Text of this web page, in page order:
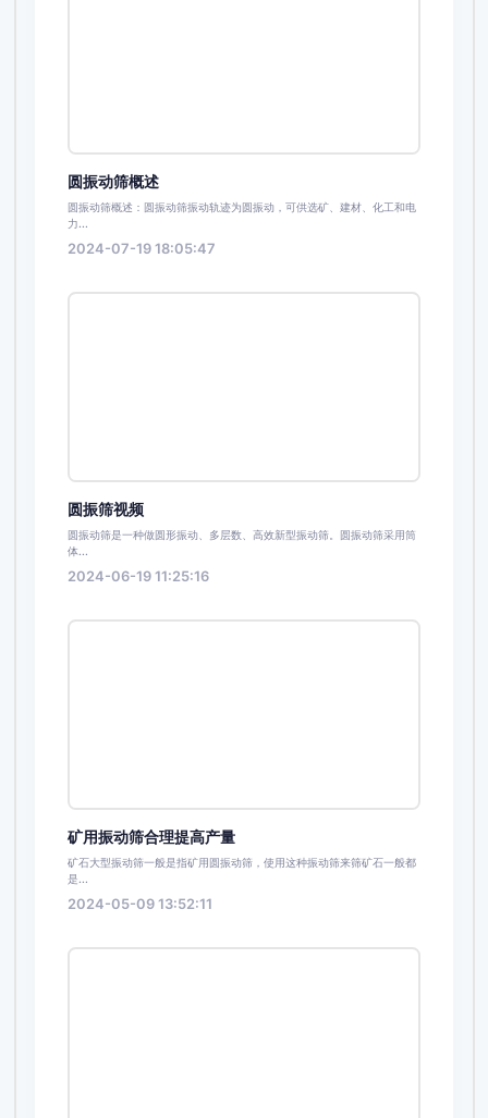
圆振动筛概述
圆振动筛概述：圆振动筛振动轨迹为圆振动，可供选矿、建材、化工和电
力...
2024-07-19 18:05:47
圆振筛视频
圆振动筛是一种做圆形振动、多层数、高效新型振动筛。圆振动筛采用筒
体...
2024-06-19 11:25:16
矿用振动筛合理提高产量
矿石大型振动筛一般是指矿用圆振动筛，使用这种振动筛来筛矿石一般都
是...
2024-05-09 13:52:11